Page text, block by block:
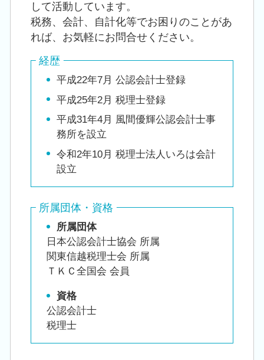
して活動しています。
税務、会計、自計化等でお困りのことがあ
れば、お気軽にお問合せください。
経歴
平成22年7月 公認会計士登録
平成25年2月 税理士登録
平成31年4月 風間優輝公認会計士事
務所を設立
令和2年10月 税理士法人いろは会計
設立
所属団体・資格
所属団体
日本公認会計士協会 所属
関東信越税理士会 所属
ＴＫＣ全国会 会員
資格
公認会計士
税理士